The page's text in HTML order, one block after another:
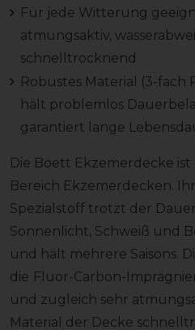
Für jede Witterung
atmungsaktiv,
schnelltrocknend
Robustes Material (3-fach
hält problemlos
garantiert lange
Die Boett Ekzemerdecke
Bereich Ekzemerdecken.
Spezialstoff trotzt der
Sonnenlicht, Schweiß und
und hält mehrere Saisons.
die Fluor-Carbon-
und zugleich sehr
Material der Decke